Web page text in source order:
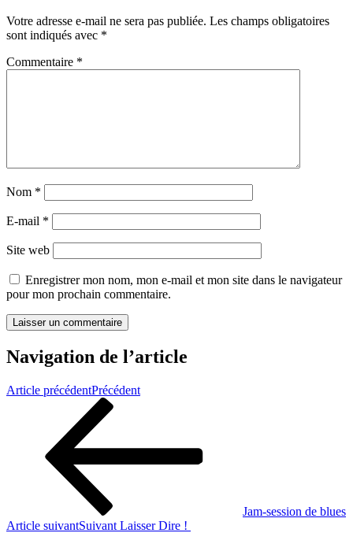
Votre adresse e-mail ne sera pas publiée. Les champs obligatoires
sont indiqués avec *
Commentaire *
Nom *
E-mail *
Site web
Enregistrer mon nom, mon e-mail et mon site dans le navigateur
pour mon prochain commentaire.
Navigation de l’article
Article précédentPrécédent
Jam-session de blues
Article suivantSuivant Laisser Dire !